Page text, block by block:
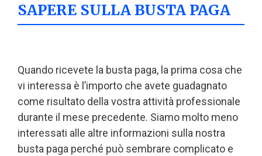
SAPERE SULLA BUSTA PAGA
Quando ricevete la busta paga, la prima cosa che
vi interessa è l’importo che avete guadagnato
come risultato della vostra attività professionale
durante il mese precedente. Siamo molto meno
interessati alle altre informazioni sulla nostra
busta paga perché può sembrare complicato e